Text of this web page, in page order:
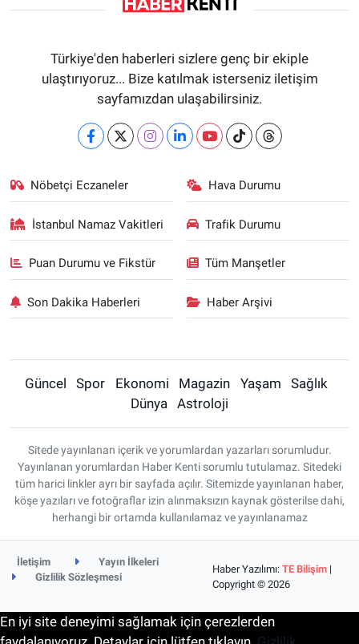
Türkiye'den haberleri sizlere genç bir ekiple
ulaştırıyoruz... Bize katılmak isterseniz iletişim
sayfamızdan ulaşabilirsiniz.
Nöbetçi Eczaneler Hava Durumu
İstanbul Namaz Vakitleri Trafik Durumu
Puan Durumu ve Fikstür Tüm Manşetler
Son Dakika Haberleri Haber Arşivi
Güncel Spor Ekonomi Magazin Yaşam
Sağlık
Dünya
Astroloji
Sitede yayınlanan içerik ve yorumlardan yazarları sorumludur.
Yayınlanan yorumlardan Haber Kenti sorumlu tutulamaz. Sitedeki
tüm harici linkler ayrı bir sayfada açılır. Sitemizde yayınlanan haber,
köşe yazıları ve fotoğraflar izin alınmaksızın kaynak gösterilse dahi,
herhangi bir ortamda kullanılamaz ve yayınlanamaz
İletişim
Yayın İlkeleri
Gizlilik Sözleşmesi
Haber Yazılımı:TE Bilişim |
Copyright © 2026
En iyi site deneyimi sağlamak için çerezlerden